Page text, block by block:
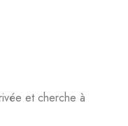
et cherche à